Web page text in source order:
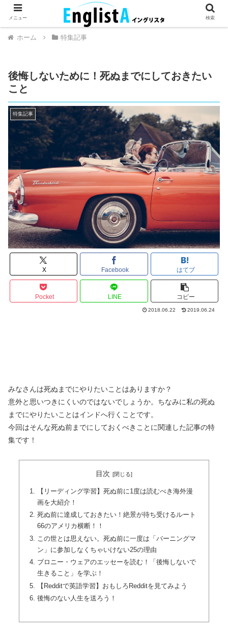
英語が話せるとちょっとハッピー。
ホーム 特集記事
後悔しないために！死ぬまでにしておきたい
こと
特集記事
X Facebook はてブ
Pocket LINE コピー
2018.06.22 2019.06.24
みなさんは死ぬまでにやりたいことはありますか？
意外と思いつきにくいのではないでしょうか。ちなみに私の死ぬ
までにやりたいことはインドへ行くことです。
今回はそんな死ぬ前までにしておくべきことに関連した記事の特
集です！
目次
【リーディング学習】死ぬ前に1度は読むべき海外漫
画を大紹介！
死ぬ前に達成しておきたい！絶景が待ち受けるルート
66のアメリカ横断！！
この世とは思えない。死ぬ前に一度は「バーニングマ
ン」に参加しなくちゃいけない25の理由
ブロニー・ウェアのエッセーを読む！「後悔しないで
生きること」を学ぶ！
【Redditで英語学習】おもしろRedditを見てみよう
後悔のない人生を送ろう！
メニュー 検索